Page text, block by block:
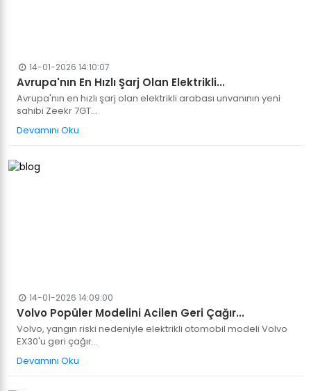
14-01-2026 14:10:07
Avrupa'nın En Hızlı Şarj Olan Elektrikli...
Avrupa'nın en hızlı şarj olan elektrikli arabası unvanının yeni
sahibi Zeekr 7GT...
Devamını Oku
14-01-2026 14:09:00
Volvo Popüler Modelini Acilen Geri Çağır...
Volvo, yangın riski nedeniyle elektrikli otomobil modeli Volvo
EX30'u geri çağır...
Devamını Oku